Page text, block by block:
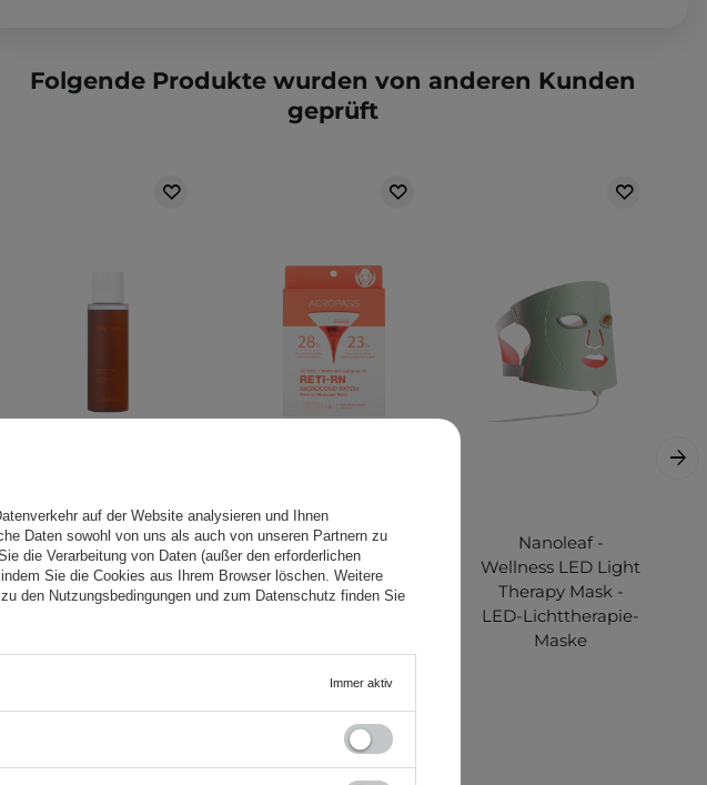
Folgende Produkte wurden von anderen Kunden
geprüft
Fraijour - Alchemic
Ginsenoside
Watery Essence -
AcroPass – RETI-
RN Microcone
Patch Slim Shaped
Mikronadeln – 6
Stück
Nanoleaf -
Wellness LED Light
Therapy Mask -
LED-Lichttherapie-
Maske
auf der Website analysieren und Ihnen
Daten sowohl von uns als auch von unseren Partnern zu
die Verarbeitung von Daten (außer den erforderlichen
Sie die Cookies aus Ihrem Browser löschen. Weitere
zu den Nutzungsbedingungen und zum Datenschutz finden Sie
Immer aktiv